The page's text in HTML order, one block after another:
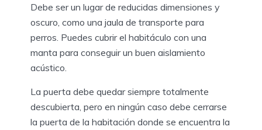
Debe ser un lugar de reducidas dimensiones y
oscuro, como una jaula de transporte para
perros. Puedes cubrir el habitáculo con una
manta para conseguir un buen aislamiento
acústico.
La puerta debe quedar siempre totalmente
descubierta, pero en ningún caso debe cerrarse
la puerta de la habitación donde se encuentra la